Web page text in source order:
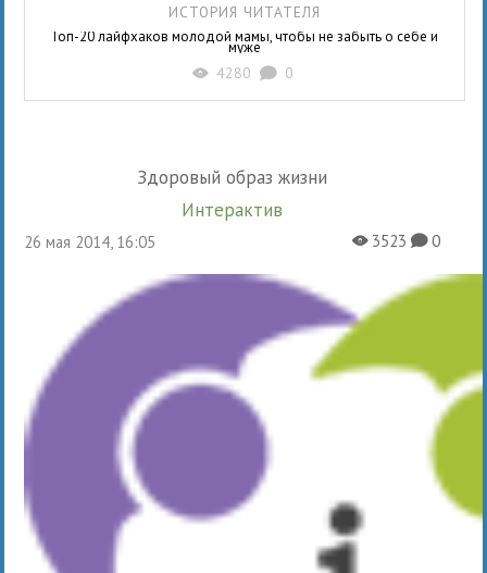
ИСТОРИЯ ЧИТАТЕЛЯ
Топ-20 лайфхаков молодой мамы, чтобы не забыть о себе и
муже
X 4280 K 0
Здоровый образ жизни
Интерактив
26 мая 2014, 16:05 X3523K0